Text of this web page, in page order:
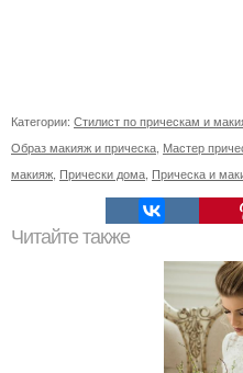
Категории: Стилист по прическам и
Образ макияж и прическа, Мастер
макияж, Прически дома, Прическа и
Читайте также